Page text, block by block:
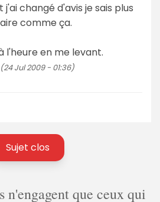
j'ai changé d'avis je sais plus
comme ça.
l'heure en me levant.
Jul 2009 - 01:36)
Sujet clos
n'engagent que ceux qui